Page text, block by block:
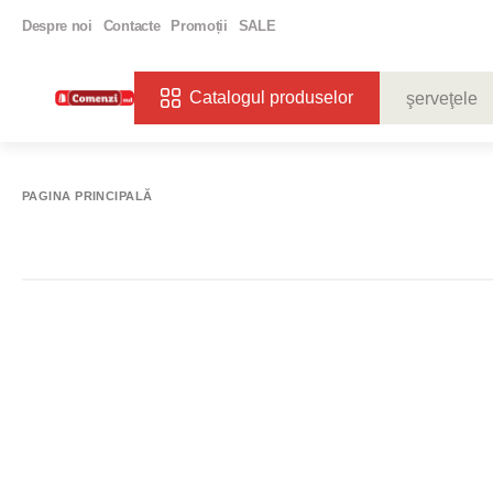
Despre noi Contacte Promoții SALE
Catalogul produselor
PAGINA PRINCIPALĂ